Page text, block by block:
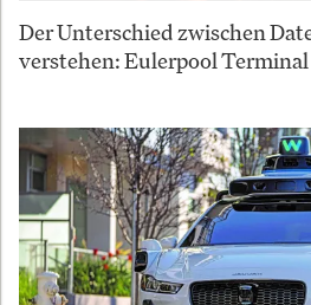
Der Unterschied zwischen
verstehen: Eulerpool